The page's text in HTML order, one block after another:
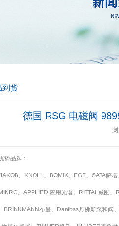
到货
德国 RSG 电磁阀
浏
势品牌：
、KNOLL、BOMIX、EGE、SATA萨
、APPLIED 应用光谱、RITTAL威图、
BRINKMANN布曼、Danfoss丹佛斯泵和阀